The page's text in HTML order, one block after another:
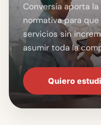
Conversia aporta
normativa para
servicios sin
asumir toda la
Quiero